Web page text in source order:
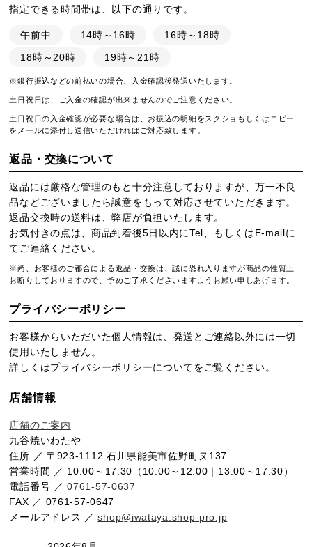
指定できる時間帯は、以下の通りです。
午前中 14時～16時
16時～18時
18時～20時
19時～21時
※銀行振込などの前払いの場合、入金確認後発送いたします。
土日祝日は、ご入金の確認が出来ませんのでご注意ください。
土日祝日の入金確認が必要な場合は、お振込の明細をスクショもしくはコピー
をメールに添付し送信いただければご対応致します。
返品・交換について
返品には厳格な管理のもと十分注意しておりますが、万一不良
品などございましたら誠意をもって対応させていただきます。
返品交換時の送料は、弊店が負担いたします。
お気付きの点は、商品到着後5日以内にTel、もしくはE-mailに
てご連絡ください。
※尚、お客様のご都合による返品・交換は、誠に恐れ入りますが商品の性質上
お断りしておりますので、予めご了承くださいますようお願い申しあげます。
プライバシーポリシー
お客様からいただいた個人情報は、発送とご連絡以外には一切
使用いたしません。
詳しくはプライバシーポリシーについてをご覧ください。
店舗情報
店舗のご案内
九谷焼いわたや
住所 ／ 〒923-1112 石川県能美市佐野町ヌ137
営業時間 ／ 10:00～17:30（10:00～12:00｜13:00～17:30）
電話番号 ／0761-57-0637
FAX ／ 0761-57-0647
メールアドレス ／shop@iwataya.shop-pro.jp